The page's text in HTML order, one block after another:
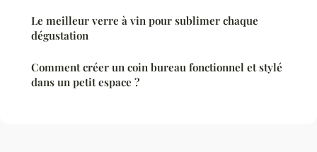
Le meilleur verre à vin pour sublimer chaque
dégustation
Comment créer un coin bureau fonctionnel et stylé
dans un petit espace ?